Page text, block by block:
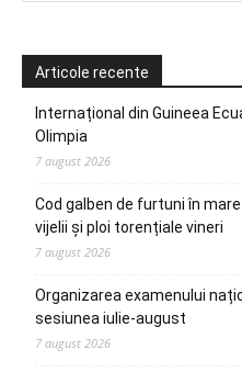
Articole recente
Internațional din Guineea
Olimpia
7 august 2026
Cod galben de furtuni în
vijelii și ploi torențiale vineri
7 august 2026
Organizarea examenului
sesiunea iulie-august
7 august 2026